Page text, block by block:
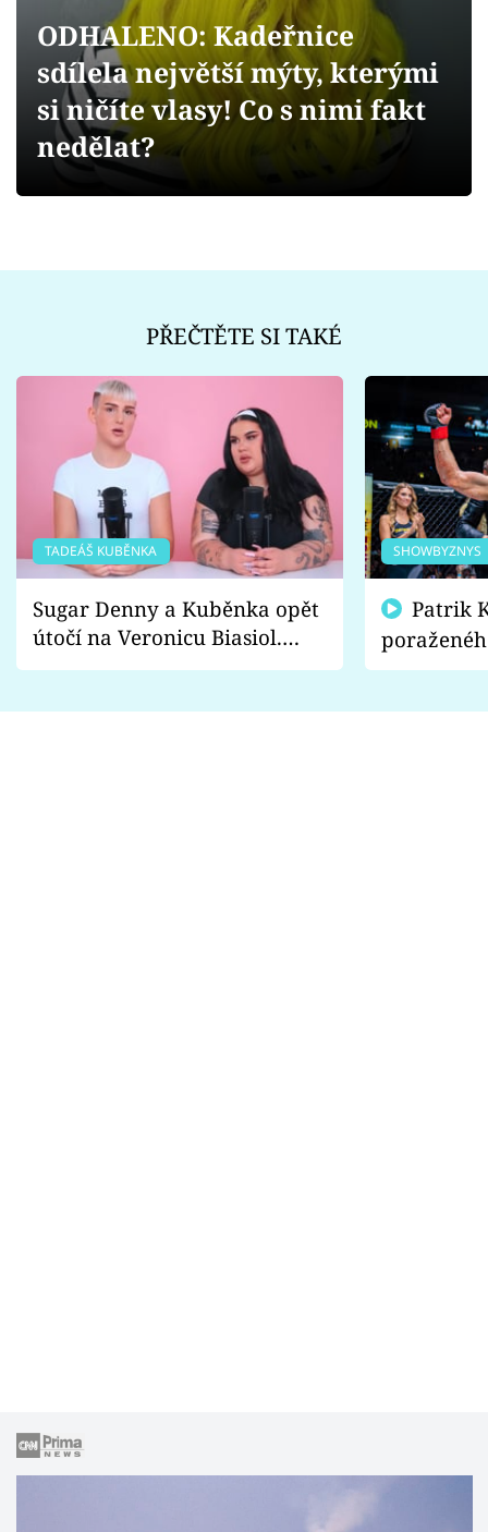
Videa
Sledujte prima+
Přihlášení
ODHALENO: Kadeřnice
sdílela největší mýty, kterými
si ničíte vlasy! Co s nimi fakt
nedělat?
PŘEČTĚTE SI TAKÉ
TADEÁŠ KUBĚNKA
Sugar Denny a Kuběnka opět
útočí na Veronicu Biasiol.
Proč je podle nich falešná a
SHOWBYZNYS
fanoušci